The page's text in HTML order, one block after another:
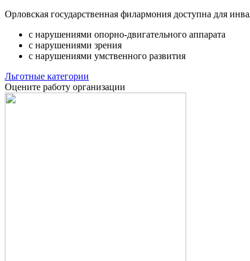
Орловская государственная филармония доступна для
с нарушениями опорно-двигательного аппарата
с нарушениями зрения
с нарушениями умственного развития
Льготные категории
Оцените работу организации